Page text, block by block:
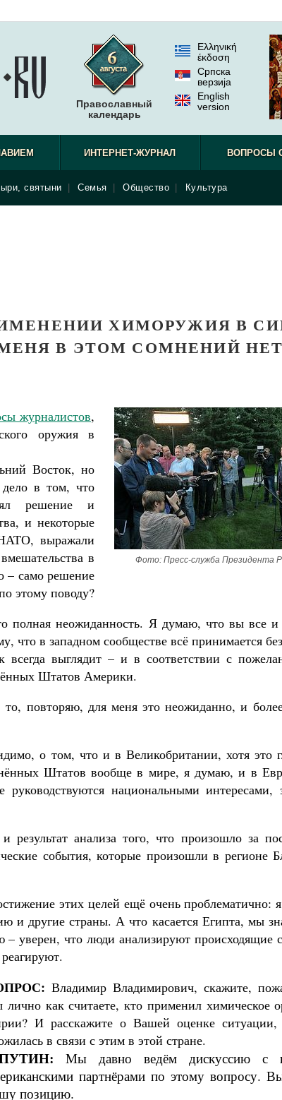
Православный
календарь
Ελληνική
έκδοση
Српска
верзиjа
English
version
ИНТЕРНЕТ-ЖУРНАЛ ВОПРОСЫ
святыни Семья Общество Культура
ХИМОРУЖИЯ В
В ЭТОМ СОМНЕНИЙ НЕТ
Фото: Пресс-служба Президента
журналистов,
оружия в
Восток, но
дело в том, что
решение и
и некоторые
выражали
в
– само решение
этому поводу?
полная неожиданность. Я думаю, что вы все
что в западном сообществе всё принимается
выглядит – и в соответствии с
Штатов Америки.
повторяю, для меня это неожиданно, и
о том, что и в Великобритании, хотя это
Штатов вообще в мире, я думаю, и в
национальными интересами,
анализа того, что произошло за
события, которые произошли в регионе
этих целей ещё очень проблематично:
и другие страны. А что касается Египта, мы
уверен, что люди анализируют происходящие
Владимир Владимирович, скажите,
как считаете, кто применил химическое
И расскажите о Вашей оценке ситуации,
в связи с этим в этой стране.
Мы давно ведём дискуссию с
партнёрами по этому вопросу.
позицию.
найти своё место в жизни
Кирилл Мурышев
Великомученик Георгий
святого
Роман Котов